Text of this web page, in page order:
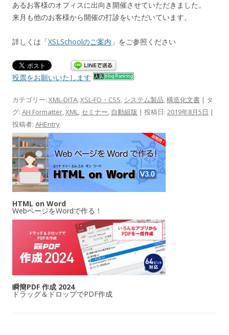
あるお客様のオフィスに出向き開催させていただきました。
来月も他のお客様から開催の打診をいただいています。
詳しくは「XSLSchoolのご案内 」をご参照ください
投票をお願いいたします
カテゴリー: XML-DITA,XSL-FO・CSS, システム製品,構造化文書 | タ
グ: AH Formatter,XML, セミナー, 自動組版 | 投稿日: 2019年8月5日 |
投稿者: AHEntry
HTML on Word
WebページをWordで作る！
瞬簡PDF 作成 2024
ドラッグ＆ドロップでPDF作成